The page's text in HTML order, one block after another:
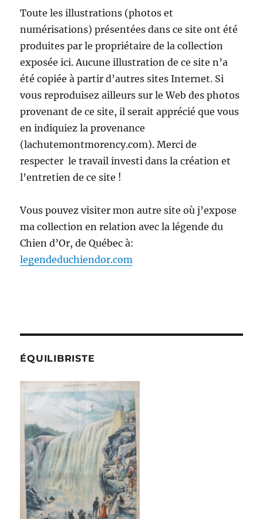
Toute les illustrations (photos et
numérisations) présentées dans ce site ont été
produites par le propriétaire de la collection
exposée ici. Aucune illustration de ce site n’a
été copiée à partir d’autres sites Internet. Si
vous reproduisez ailleurs sur le Web des photos
provenant de ce site, il serait apprécié que vous
en indiquiez la provenance
(lachutemontmorency.com). Merci de
respecter le travail investi dans la création et
l’entretien de ce site !
Vous pouvez visiter mon autre site où j’expose
ma collection en relation avec la légende du
Chien d’Or, de Québec à:
legendeduchiendor.com
ÉQUILIBRISTE